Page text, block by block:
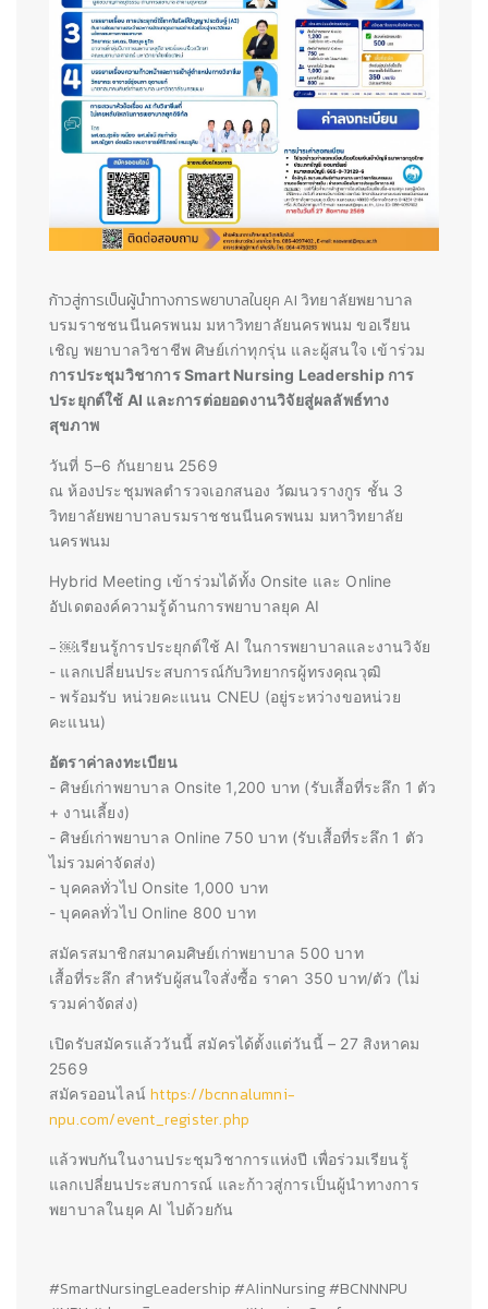
ก้าวสู่การเป็นผู้นำทางการพยาบาลในยุค AI วิทยาลัยพยาบาล
บรมราชชนนีนครพนม มหาวิทยาลัยนครพนมขอเรียน
เชิญ พยาบาลวิชาชีพ ศิษย์เก่าทุกรุ่น และผู้สนใจ เข้าร่วม
การประชุมวิชาการSmart Nursing Leadership การ
ประยุกต์ใช้ AI และการต่อยอดงานวิจัยสู่ผลลัพธ์ทาง
สุขภาพ
วันที่ 5–6 กันยายน 2569
ณ ห้องประชุมพลตำรวจเอกสนอง วัฒนวรางกูร ชั้น 3
วิทยาลัยพยาบาลบรมราชชนนีนครพนม มหาวิทยาลัย
นครพนม
Hybrid Meeting เข้าร่วมได้ทั้ง Onsite และ Online
อัปเดตองค์ความรู้ด้านการพยาบาลยุค AI
- ￼เรียนรู้การประยุกต์ใช้ AI ในการพยาบาลและงานวิจัย
- แลกเปลี่ยนประสบการณ์กับวิทยากรผู้ทรงคุณวุฒิ
- พร้อมรับ หน่วยคะแนน CNEU (อยู่ระหว่างขอหน่วย
คะแนน)
อัตราค่าลงทะเบียน
- ศิษย์เก่าพยาบาล Onsite 1,200 บาท (รับเสื้อที่ระลึก 1 ตัว
+ งานเลี้ยง)
- ศิษย์เก่าพยาบาล Online 750 บาท (รับเสื้อที่ระลึก 1 ตัว
ไม่รวมค่าจัดส่ง)
- บุคคลทั่วไป Onsite 1,000 บาท
- บุคคลทั่วไป Online 800 บาท
สมัครสมาชิกสมาคมศิษย์เก่าพยาบาล 500 บาท
เสื้อที่ระลึก สำหรับผู้สนใจสั่งซื้อ ราคา 350 บาท/ตัว (ไม่
รวมค่าจัดส่ง)
เปิดรับสมัครแล้ววันนี้ สมัครได้ตั้งแต่วันนี้ – 27 สิงหาคม
2569
สมัครออนไลน์https://bcnnalumni-
npu.com/event_register.php
แล้วพบกันในงานประชุมวิชาการแห่งปี เพื่อร่วมเรียนรู้
แลกเปลี่ยนประสบการณ์ และก้าวสู่การเป็นผู้นำทางการ
พยาบาลในยุค AI ไปด้วยกัน
#SmartNursingLeadership #AIinNursing #BCNNNPU